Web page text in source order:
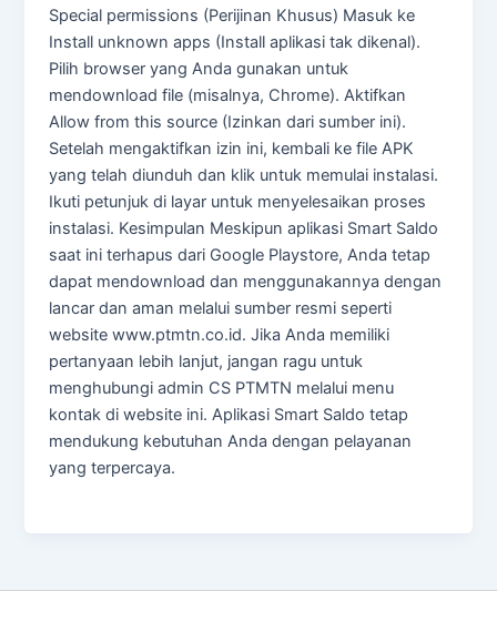
Special permissions (Perijinan Khusus) Masuk ke
Install unknown apps (Install aplikasi tak dikenal).
Pilih browser yang Anda gunakan untuk
mendownload file (misalnya, Chrome). Aktifkan
Allow from this source (Izinkan dari sumber ini).
Setelah mengaktifkan izin ini, kembali ke file APK
yang telah diunduh dan klik untuk memulai instalasi.
Ikuti petunjuk di layar untuk menyelesaikan proses
instalasi. Kesimpulan Meskipun aplikasi Smart Saldo
saat ini terhapus dari Google Playstore, Anda tetap
dapat mendownload dan menggunakannya dengan
lancar dan aman melalui sumber resmi seperti
website www.ptmtn.co.id. Jika Anda memiliki
pertanyaan lebih lanjut, jangan ragu untuk
menghubungi admin CS PTMTN melalui menu
kontak di website ini. Aplikasi Smart Saldo tetap
mendukung kebutuhan Anda dengan pelayanan
yang terpercaya.